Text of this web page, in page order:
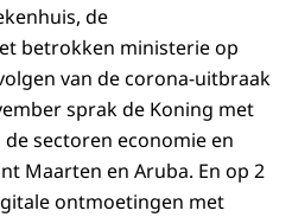
de
betrokken ministerie op
van de corona-uitbraak
sprak de Koning met
sectoren economie en
Maarten en Aruba. En op 2
ontmoetingen met